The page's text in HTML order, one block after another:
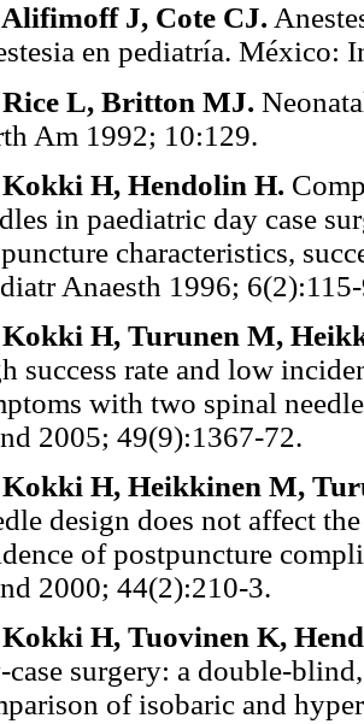
Alifimoff J, Cote CJ.
en pediatría. México:
Rice L, Britton MJ.
Am 1992; 10:129.
Kokki H, Hendolin H.
in paediatric day case
characteristics,
Anaesth 1996;
Kokki H, Turunen M,
success rate and low
with two spinal
2005; 49(9):1367-72.
Kokki H, Heikkinen M,
design does not affect
of postpuncture
2000; 44(2):210-3.
Kokki H, Tuovinen K,
case surgery: a double-
of isobaric and